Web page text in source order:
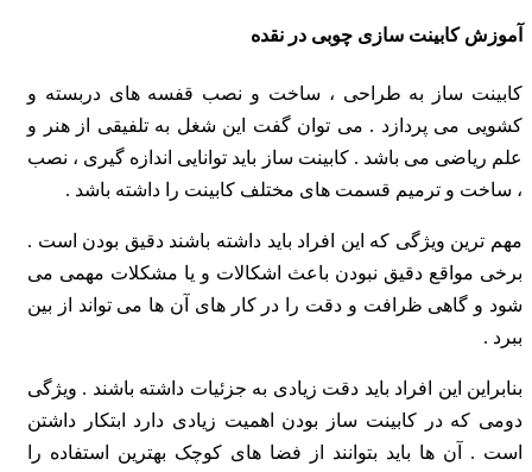
آموزش کابینت سازی چوبی در نقده
کابینت ساز به طراحی ، ساخت و نصب قفسه های دربسته و
کشویی می پردازد . می توان گفت این شغل به تلفیقی از هنر و
علم ریاضی می باشد . کابینت ساز باید توانایی اندازه گیری ، نصب
، ساخت و ترمیم قسمت های مختلف کابینت را داشته باشد .
مهم ترین ویژگی که این افراد باید داشته باشند دقیق بودن است .
برخی مواقع دقیق نبودن باعث اشکالات و یا مشکلات مهمی می
شود و گاهی ظرافت و دقت را در کار های آن ها می تواند از بین
ببرد .
بنابراین این افراد باید دقت زیادی به جزئیات داشته باشند . ویژگی
دومی که در کابینت ساز بودن اهمیت زیادی دارد ابتکار داشتن
است . آن ها باید بتوانند از فضا های کوچک بهترین استفاده را